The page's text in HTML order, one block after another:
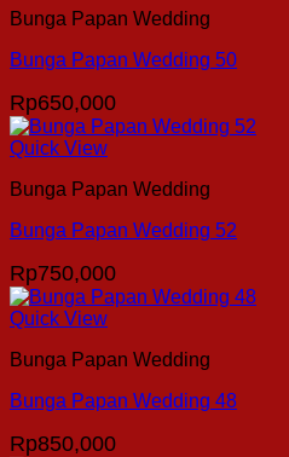
Bunga Papan Wedding
Bunga Papan Wedding 50
Rp650,000
Quick View
Bunga Papan Wedding
Bunga Papan Wedding 52
Rp750,000
Quick View
Bunga Papan Wedding
Bunga Papan Wedding 48
Rp850,000